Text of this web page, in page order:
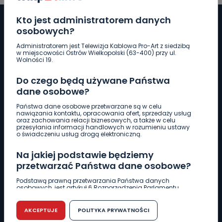
Kto jest administratorem danych
osobowych?
Administratorem jest Telewizja Kablowa Pro-Art z siedzibą
w miejscowości Ostrów Wielkopolski (63-400) przy ul.
Wolności 19.
Do czego będą używane Państwa
dane osobowe?
Państwa dane osobowe przetwarzane są w celu
nawiązania kontaktu, opracowania ofert, sprzedaży usług
oraz zachowania relacji biznesowych, a także w celu
przesyłania informacji handlowych w rozumieniu ustawy
o świadczeniu usług drogą elektroniczną.
Na jakiej podstawie będziemy
przetwarzać Państwa dane osobowe?
Podstawą prawną przetwarzania Państwa danych
osobowych, jest artykuł 6 Rozporządzenia Parlamentu
r. w sprawie ochrony osób fizycznych w związku z
przetwarzaniem danych osobowych w sprawie
swobodnego przepływu takich danych oraz uchylenia
AKCEPTUJE POLITYKA PRYWATNOŚCI
Pobierz logotyp
LINIA INTERWENCYJNA
661 997 997
REDAKCJA
62 735 22 22redakcja@wlkp24.info
DZIAŁ REKLAMY
62 735 01 85 reklama@wlkp24.info
WIADOMOŚCI